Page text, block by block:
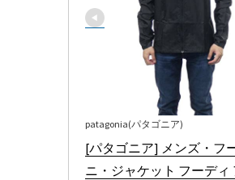
patagonia(パタゴニア)
[パタゴニア] メンズ・フ
ニ・ジャケット フーディ